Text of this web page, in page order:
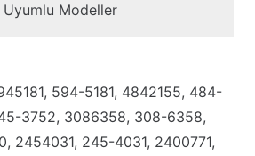
Uyumlu Modeller
594-5181, 4842155, 484-
3752, 3086358, 308-6358,
2454031, 245-4031, 2400771,